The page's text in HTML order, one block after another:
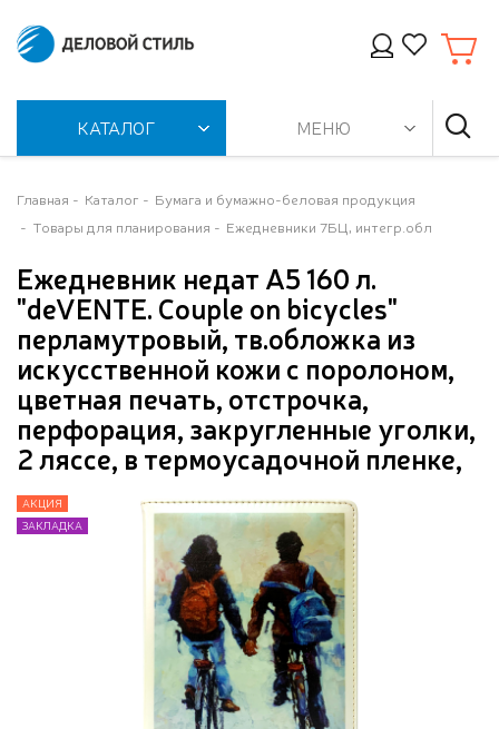
КАТАЛОГ МЕНЮ
Главная Каталог
Бумага и бумажно-беловая продукция
Товары для планирования
Ежедневники 7БЦ, интегр.обл
Ежедневник недат А5 160 л.
"deVENTE. Couple on bicycles"
перламутровый, тв.обложка из
искусственной кожи с поролоном,
цветная печать, отстрочка,
перфорация, закругленные уголки,
2 ляссе, в термоусадочной пленке,
АКЦИЯ
ЗАКЛАДКА
АКЦИЯ
ЗАКЛАДКА